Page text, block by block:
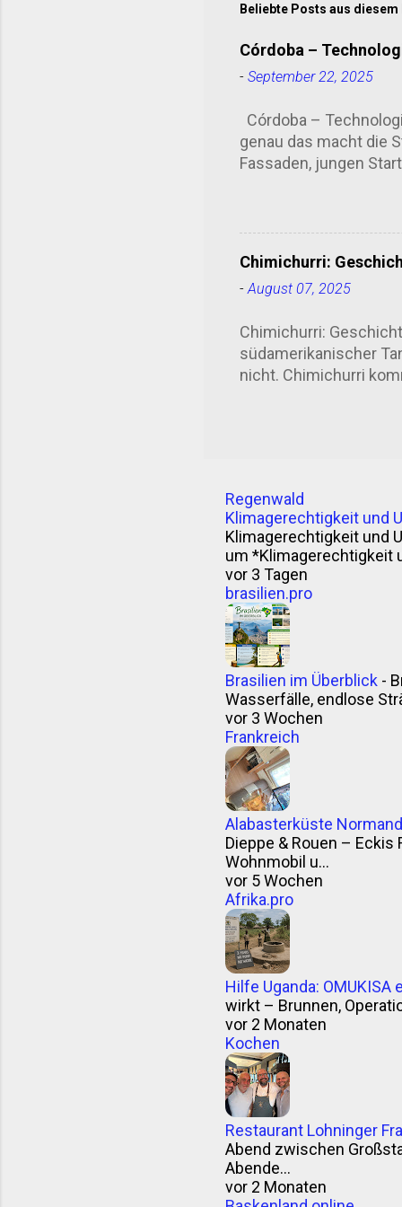
Beliebte Posts aus diesem
Córdoba –
- September 22, 2025
Córdoba –
genau das macht die
Fassaden, jungen
Studierendenstadt.
ist kein isoliertes
organisiert
könnte me...
Chimichurri:
-August 07, 2025
Chimichurri:
südamerikanischer
nicht. Chimichurri
Herkunft ist nicht
stimmt? Wer weiß.
argentinisches
curry“. Vielleicht.
Regenwald
Klimagerechtigkeit und
Klimagerechtigkeit und
um *Klimagerechtigkeit
vor 3 Tagen
brasilien.pro
Brasilien im Überblick -
Wasserfälle, endlose
vor 3 Wochen
Frankreich
Alabasterküste
Dieppe & Rouen –
Wohnmobil u...
vor 5 Wochen
Afrika.pro
Hilfe Uganda: OMUKISA
wirkt – Brunnen,
vor 2 Monaten
Kochen
Restaurant Lohninger
Abend zwischen
Abende...
vor 2 Monaten